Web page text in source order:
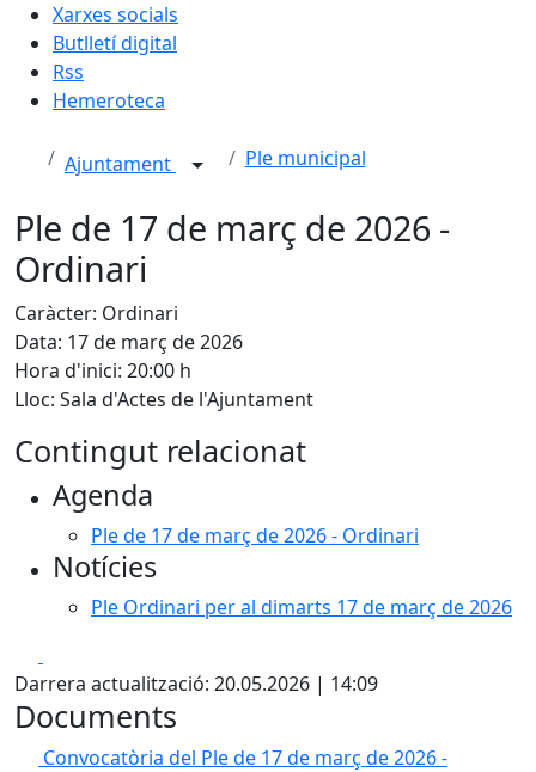
Xarxes socials
Butlletí digital
Rss
Hemeroteca
Ajuntament Ple municipal
Ple de 17 de març de 2026 -
Ordinari
Caràcter: Ordinari
Data: 17 de març de 2026
Hora d'inici: 20:00 h
Lloc: Sala d'Actes de l'Ajuntament
Contingut relacionat
Agenda
Ple de 17 de març de 2026 - Ordinari
Notícies
Ple Ordinari per al dimarts 17 de març de 2026
Darrera actualització: 20.05.2026 | 14:09
Documents
Convocatòria del Ple de 17 de març de 2026 -